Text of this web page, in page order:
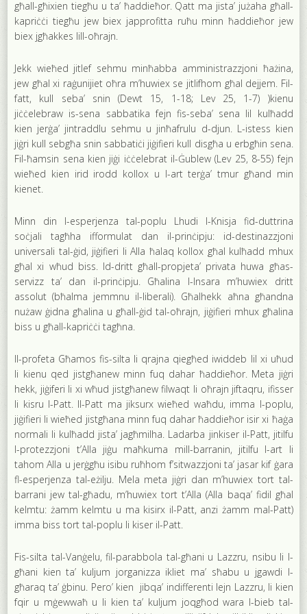
għall-għixien tiegħu u ta’ ħaddieħor. Qatt ma jista’ jużaha għall-
kapriċċi tiegħu jew biex japprofitta ruħu minn ħaddieħor jew
biex jgħakkes lill-oħrajn.
Jekk wieħed jitlef sehmu minħabba amministrazzjoni ħażina,
jew għal xi raġunijiet oħra m’huwiex se jitlifhom għal dejjem. Fil-
fatt, kull seba’ snin (Dewt 15, 1-18; Lev 25, 1-7) )kienu
jiċċelebraw is-sena sabbatika fejn fis-seba’ sena lil kulħadd
kien jerġa’ jintraddlu sehmu u jinħafrulu d-djun. L-istess kien
jiġri kull sebgħa snin sabbatiċi jiġifieri kull disgħa u erbgħin sena.
Fil-ħamsin sena kien jiġi iċċelebrat il-Ġublew (Lev 25, 8-55) fejn
wieħed kien irid irodd kollox u l-art terġa’ tmur għand min
kienet.
Minn din l-esperjenza tal-poplu Lhudi l-Knisja fid-duttrina
soċjali tagħha ifformulat dan il-prinċipju: id-destinazzjoni
universali tal-ġid, jiġifieri li Alla ħalaq kollox għal kulħadd mhux
għal xi wħud biss. Id-dritt għall-propjeta’ privata huwa għas-
servizz ta’ dan il-prinċipju. Għalina l-Insara m’huwiex dritt
assolut (bħalma jemmnu il-liberali). Għalhekk aħna għandna
nużaw ġidna għalina u għall-ġid tal-oħrajn, jiġifieri mhux għalina
biss u għall-kapriċċi tagħna.
Il-profeta Għamos fis-silta li qrajna qiegħed iwiddeb lil xi uħud
li kienu qed jistgħanew minn fuq dahar ħaddieħor. Meta jiġri
hekk, jiġiferi li xi wħud jistgħanew filwaqt li oħrajn jiftaqru, ifisser
li kisru l-Patt. Il-Patt ma jiksurx wieħed waħdu, imma l-poplu,
jiġifieri li wieħed jistgħana minn fuq dahar ħaddieħor isir xi ħaġa
normali li kulħadd jista’ jagħmilha. Ladarba jinkiser il-Patt, jitilfu
l-protezzjoni t’Alla jiġu maħkuma mill-barranin, jitilfu l-art li
tahom Alla u jerġgħu isibu ruħhom f’sitwazzjoni ta’ jasar kif ġara
fl-esperjenza tal-eżilju. Mela meta jiġri dan m’huwiex tort tal-
barrani jew tal-għadu, m’huwiex tort t’Alla (Alla baqa’ fidil għal
kelmtu: żamm kelmtu u ma kisirx il-Patt, anzi żamm mal-Patt)
imma biss tort tal-poplu li kiser il-Patt.
Fis-silta tal-Vanġelu, fil-parabbola tal-għani u Lazzru, nsibu li l-
għani kien ta’ kuljum jorganizza ikliet ma’ sħabu u jgawdi l-
għaraq ta’ ġbinu. Pero’ kien jibqa’ indifferenti lejn Lazzru, li kien
fqir u mġewwaħ u li kien ta’ kuljum joqgħod wara l-bieb tal-